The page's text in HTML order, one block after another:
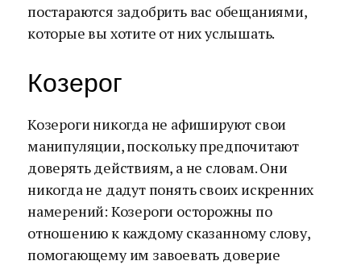
постараются задобрить вас обещаниями,
которые вы хотите от них услышать.
Козерог
Козероги никогда не афишируют свои
манипуляции, поскольку предпочитают
доверять действиям, а не словам. Они
никогда не дадут понять своих искренних
намерений: Козероги осторожны по
отношению к каждому сказанному слову,
помогающему им завоевать доверие